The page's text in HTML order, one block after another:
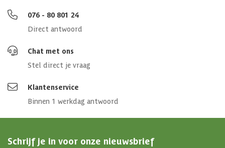
076 - 80 801 24
Direct antwoord
Chat met ons
Stel direct je vraag
Klantenservice
Binnen 1 werkdag antwoord
Schrijf je in voor onze nieuwsbrief